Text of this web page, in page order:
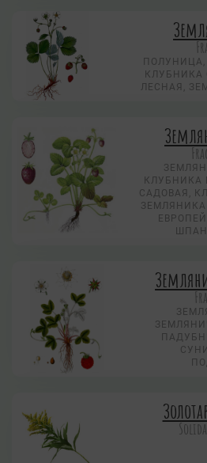
ПОЛУНИЦА,
КЛУБНИКА
ЛЕСНАЯ,
КЛУБНИКА
САДОВАЯ,